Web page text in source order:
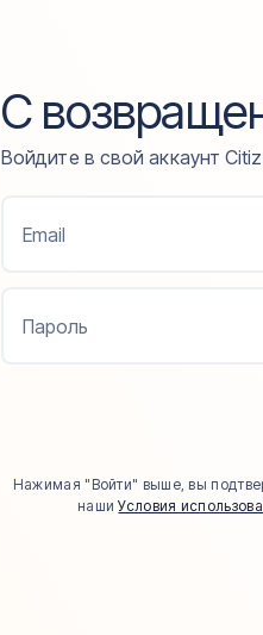
С
Войдите в свой аккаунт
Email
Пароль
Нажимая "Войти" выше, вы
наши Условия